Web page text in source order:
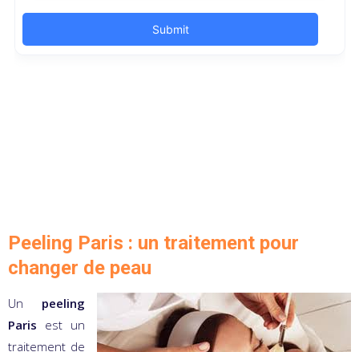
Peeling Paris : un traitement pour
changer de peau
Un peeling
Paris est un
traitement de